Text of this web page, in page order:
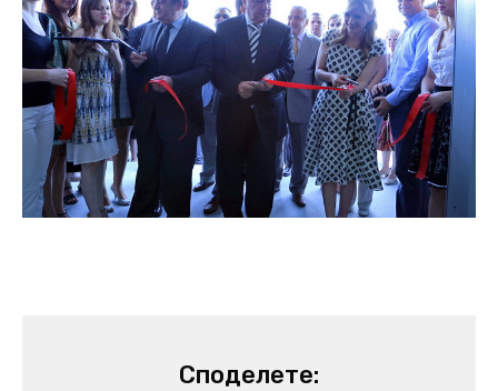
Споделете: